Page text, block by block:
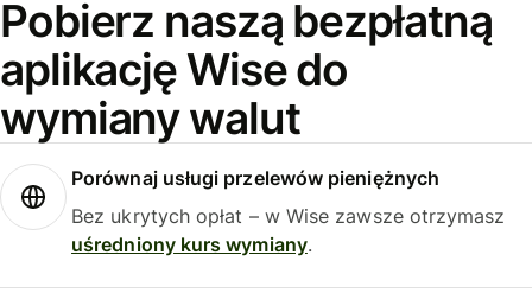
Pobierz naszą bezpłatną
aplikację Wise do
wymiany walut
Porównaj usługi przelewów pieniężnych
Bez ukrytych opłat – w Wise zawsze otrzymasz
uśredniony kurs wymiany.